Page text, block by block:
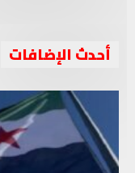
أحدث الإضافات